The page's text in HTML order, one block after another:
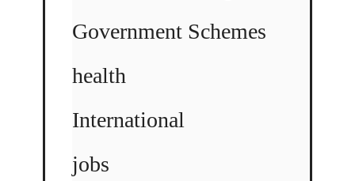
Government Schemes
health
International
jobs